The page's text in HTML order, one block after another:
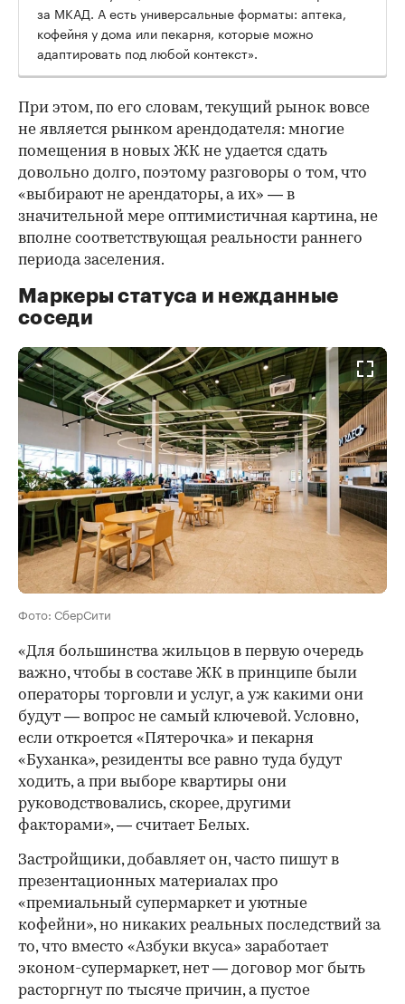
за МКАД. А есть универсальные форматы: аптека,
кофейня у дома или пекарня, которые можно
адаптировать под любой контекст».
При этом, по его словам, текущий рынок вовсе
не является рынком арендодателя: многие
помещения в новых ЖК не удается сдать
довольно долго, поэтому разговоры о том, что
«выбирают не арендаторы, а их» — в
значительной мере оптимистичная картина, не
вполне соответствующая реальности раннего
периода заселения.
Маркеры статуса и нежданные
соседи
Фото: СберСити
«Для большинства жильцов в первую очередь
важно, чтобы в составе ЖК в принципе были
операторы торговли и услуг, а уж какими они
будут — вопрос не самый ключевой. Условно,
если откроется «Пятерочка» и пекарня
«Буханка», резиденты все равно туда будут
ходить, а при выборе квартиры они
руководствовались, скорее, другими
факторами», — считает Белых.
Застройщики, добавляет он, часто пишут в
презентационных материалах про
«премиальный супермаркет и уютные
кофейни», но никаких реальных последствий за
то, что вместо «Азбуки вкуса» заработает
эконом-супермаркет, нет — договор мог быть
расторгнут по тысяче причин, а пустое